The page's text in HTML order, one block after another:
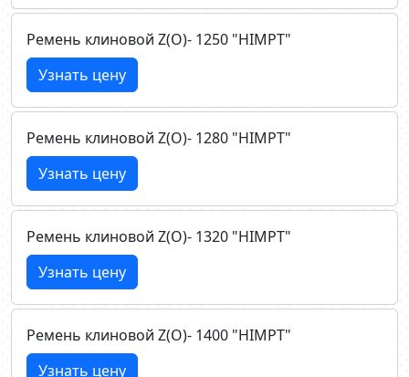
Ремень клиновой Z(О)- 1250 "HIMPT"
Узнать цену
Ремень клиновой Z(О)- 1280 "HIMPT"
Узнать цену
Ремень клиновой Z(О)- 1320 "HIMPT"
Узнать цену
Ремень клиновой Z(О)- 1400 "HIMPT"
Узнать цену